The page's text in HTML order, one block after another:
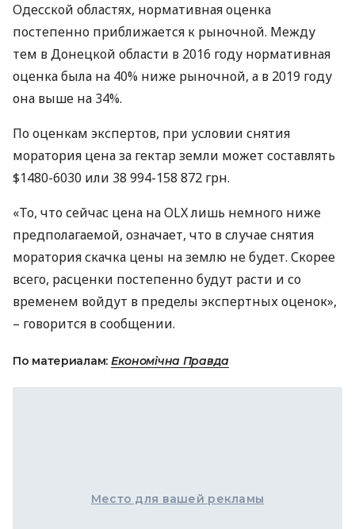
Одесской областях, нормативная оценка
постепенно приближается к рыночной. Между
тем в Донецкой области в 2016 году нормативная
оценка была на 40% ниже рыночной, а в 2019 году
она выше на 34%.
По оценкам экспертов, при условии снятия
моратория цена за гектар земли может составлять
$1480-6030 или 38 994-158 872 грн.
«То, что сейчас цена наOLXлишь немного ниже
предполагаемой, означает, что в случае снятия
моратория скачка цены на землю не будет. Скорее
всего, расценки постепенно будут расти и со
временем войдут в пределы экспертных оценок»,
– говорится в сообщении.
По материалам: Економічна Правда
Место для вашей рекламы